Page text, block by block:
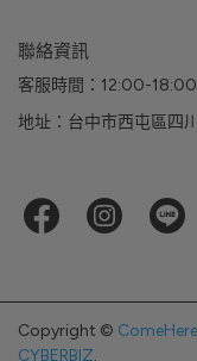
聯絡資訊
客服時間：12:00-18:00
地址：台中市西屯區四
Copyright ©
CYBERBIZ.